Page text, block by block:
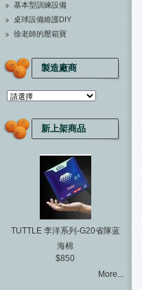
基本型訓練設備
桌球設備維護DIY
徐老師的壓箱寶
製造廠商
新上架商品
TUTTLE 李洋系列-G20省隊蓝
海棉
$850
More...